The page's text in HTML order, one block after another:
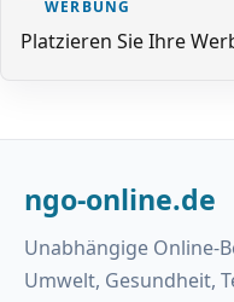
WERBUNG
Platzieren Sie Ihre
ngo-online.de
Unabhängige Online-
Umwelt, Gesundheit,